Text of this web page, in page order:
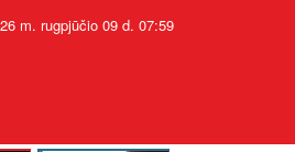
m. rugpjūčio 09 d. 07:59